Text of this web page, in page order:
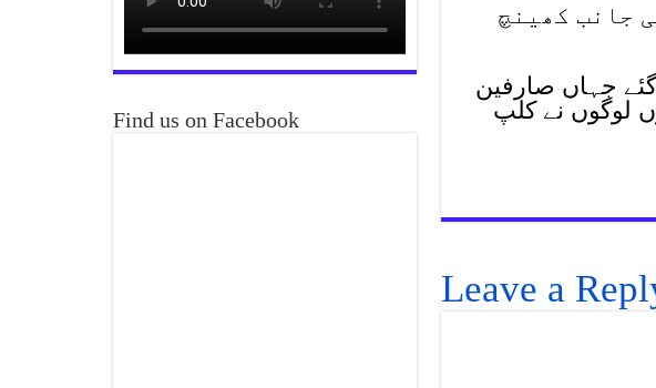
جانب کھینچ
جہاں صارفین
لوگوں نے کلپ
Leave a
Find us on Facebook